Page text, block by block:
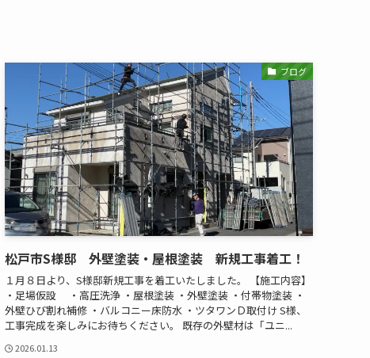
ブログ
松戸市S様邸 外壁塗装・屋根塗装 新規工事着工！
１月８日より、S様邸新規工事を着工いたしました。 【施工内容】
・足場仮設 ・高圧洗浄 ・屋根塗装 ・外壁塗装 ・付帯物塗装 ・
外壁ひび割れ補修 ・バルコニー床防水 ・ツタワンＤ取付け S様、
工事完成を楽しみにお待ちください。 既存の外壁材は「ユニ...
2026.01.13